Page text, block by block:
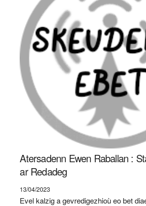
Atersadenn Ewen Raballan :
ar Redadeg
13/04/2023
Evel kalzig a gevredigezhioù eo bet